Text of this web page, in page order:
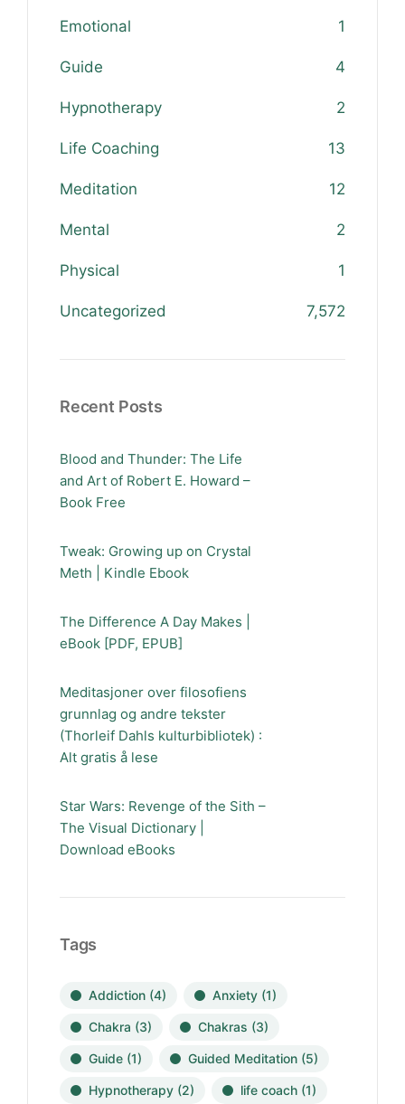
Emotional 1
Guide 4
Hypnotherapy 2
Life Coaching 13
Meditation 12
Mental 2
Physical 1
Uncategorized 7,572
Recent Posts
Blood and Thunder: The Life
and Art of Robert E. Howard –
Book Free
Tweak: Growing up on Crystal
Meth | Kindle Ebook
The Difference A Day Makes |
eBook [PDF, EPUB]
Meditasjoner over filosofiens
grunnlag og andre tekster
(Thorleif Dahls kulturbibliotek) :
Alt gratis å lese
Star Wars: Revenge of the Sith –
The Visual Dictionary |
Download eBooks
Tags
Addiction (4) Anxiety (1)
Chakra (3) Chakras (3)
Guide (1) Guided Meditation (5)
Hypnotherapy (2) life coach (1)